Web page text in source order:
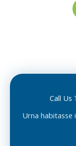
Call Us
Urna habitasse